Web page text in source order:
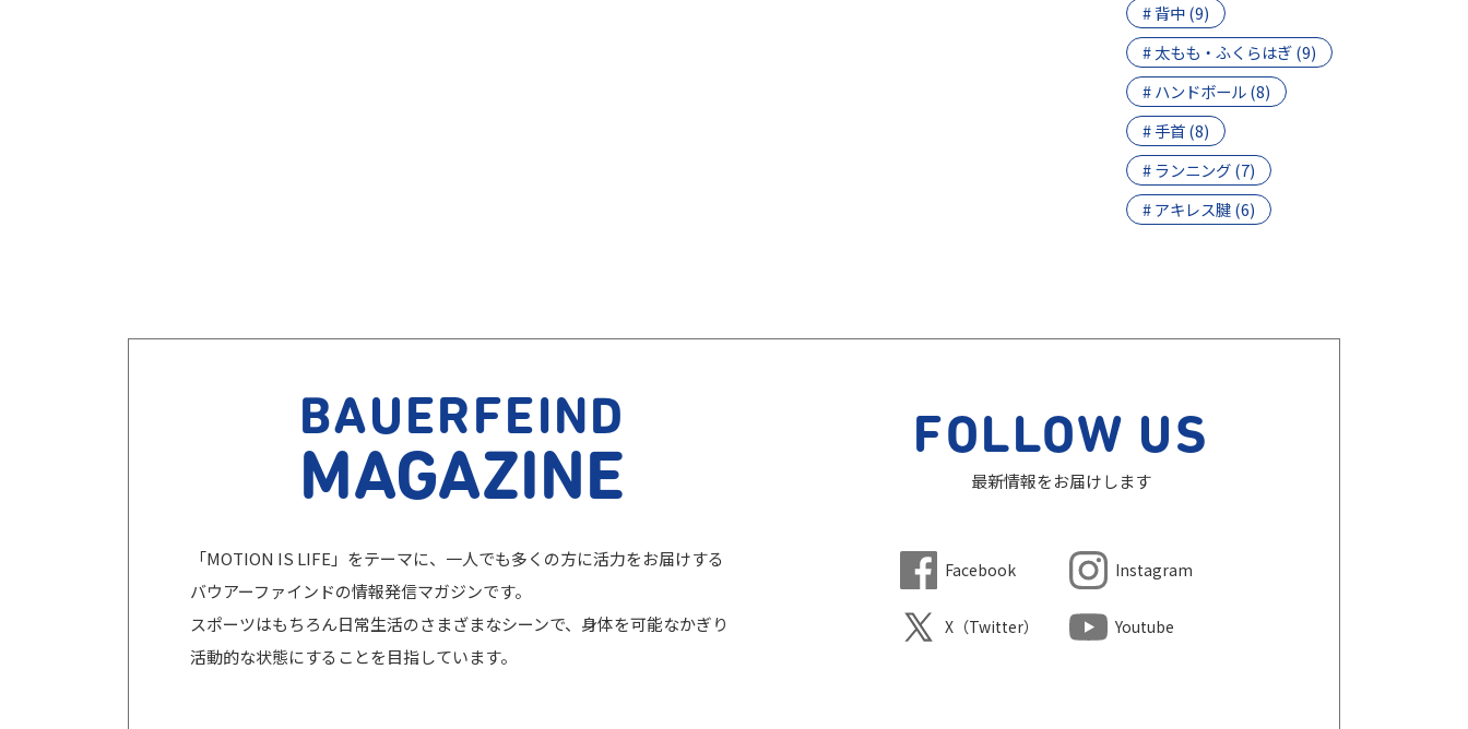
# 背中 (9)
# 太もも・ふくらはぎ (9)
# ハンドボール (8)
# 手首 (8)
# ランニング (7)
# アキレス腱 (6)
BAUERFEIND
MAGAZINE
「MOTION IS LIFE」をテーマに、一人でも多くの方に活力をお届けする
バウアーファインドの情報発信マガジンです。
スポーツはもちろん日常生活のさまざまなシーンで、身体を可能なかぎり
活動的な状態にすることを目指しています。
FOLLOW US
最新情報をお届けします
Facebook Instagram
X（Twitter） Youtube